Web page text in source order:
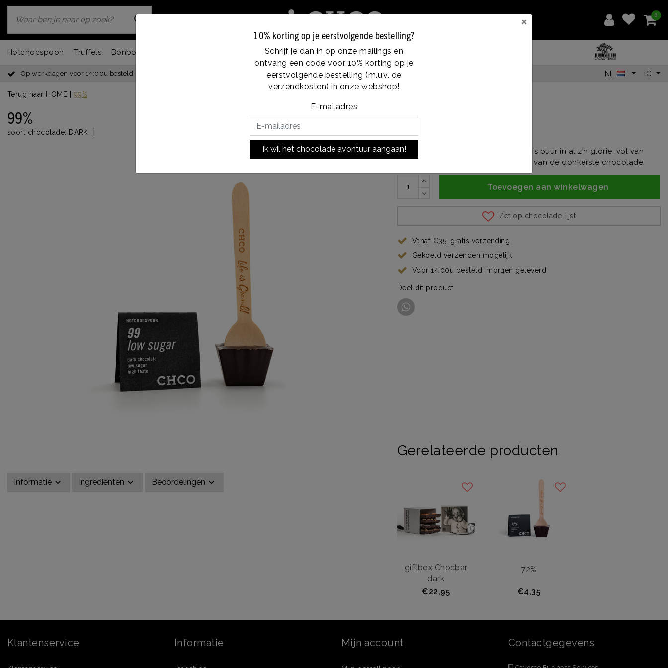
×
10% korting op je eerstvolgende bestelling?
Schrijf je dan in op onze mailings en
ontvang een code voor 10% korting op je
eerstvolgende bestelling (m.u.v. de
verzendkosten) in onze webshop!
E-mailadres
Ik wil het chocolade avontuur aangaan!
Op werkdagen voor 14:00u besteld = dezelfde dag verzonden Vanaf €35, gratis verzending NL €
0
Hotchocspoon Truffels Bonbons Franchise Locaties Klantenservice
Terug naar HOME 99%
99%
soort chocolade: DARK
€4,35
De puurste van de puurste. De 99% is puur in al z'n glorie, vol van
smaak en favoriet bij de liefhebbers van de donkerste chocolade.
Toevoegen aan winkelwagen
Zet op chocolade lijst
Vanaf €35, gratis verzending
Gekoeld verzenden mogelijk
Voor 14:00u besteld, morgen geleverd
Deel dit product
Informatie Ingrediënten Beoordelingen
Gerelateerde producten
giftbox Chocbar
dark
€22,95
72%
€4,35
Klantenservice Informatie Mijn account Contactgegevens